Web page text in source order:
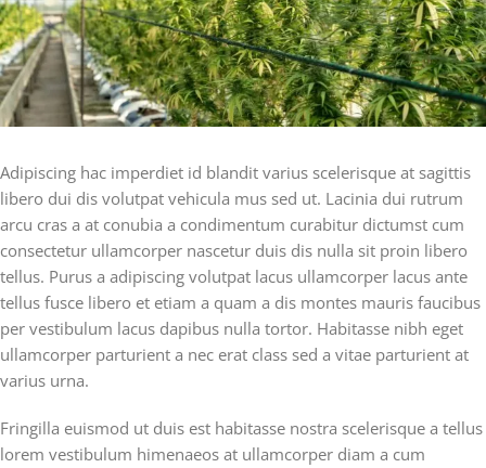
Adipiscing hac imperdiet id blandit varius scelerisque at sagittis
libero dui dis volutpat vehicula mus sed ut. Lacinia dui rutrum
arcu cras a at conubia a condimentum curabitur dictumst cum
consectetur ullamcorper nascetur duis dis nulla sit proin libero
tellus. Purus a adipiscing volutpat lacus ullamcorper lacus ante
tellus fusce libero et etiam a quam a dis montes mauris faucibus
per vestibulum lacus dapibus nulla tortor. Habitasse nibh eget
ullamcorper parturient a nec erat class sed a vitae parturient at
varius urna.
Fringilla euismod ut duis est habitasse nostra scelerisque a tellus
lorem vestibulum himenaeos at ullamcorper diam a cum